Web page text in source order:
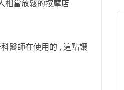
相當放鬆的按摩店
醫師在使用的 , 這點讓